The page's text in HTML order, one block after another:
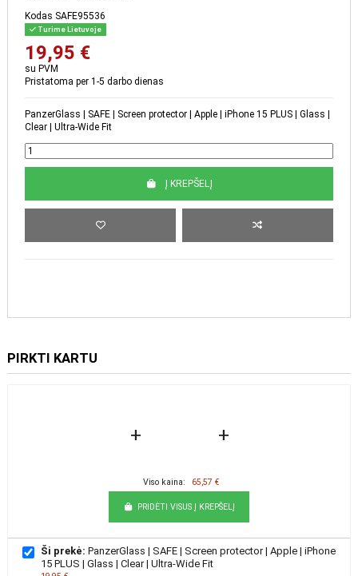
GLASS | CLEAR | ULTRA-
WIDE FIT
Kodas SAFE95536
Turime Lietuvoje
19,95 €
Pristatoma per 1-5 darbo dienas
PanzerGlass | SAFE | Screen protector | Apple | iPhone 15 PLUS | Glass
| Clear | Ultra-Wide Fit
+ +
Viso kaina: 65,57 €